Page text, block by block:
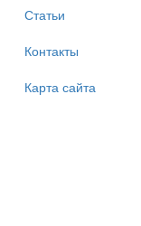
Статьи
Контакты
Карта сайта